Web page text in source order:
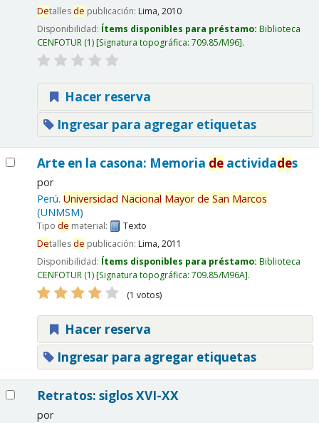
Detalles de publicación: Lima,2010
Disponibilidad: Ítems disponibles para préstamo: Biblioteca
CENFOTUR(1) Signatura topográfica: 709.85/M96 .
Hacer reserva
Ingresar para agregar etiquetas
Arte en la casona: Memoria deactividades
por
Perú. Universidad Nacional Mayor de San Marcos
(UNMSM)
Tipo de material:
Texto
Detalles de publicación: Lima,2011
Disponibilidad: Ítems disponibles para préstamo: Biblioteca
CENFOTUR(1) Signatura topográfica: 709.85/M96A .
(1 votos)
Hacer reserva
Ingresar para agregar etiquetas
Retratos: siglos XVI-XX
por